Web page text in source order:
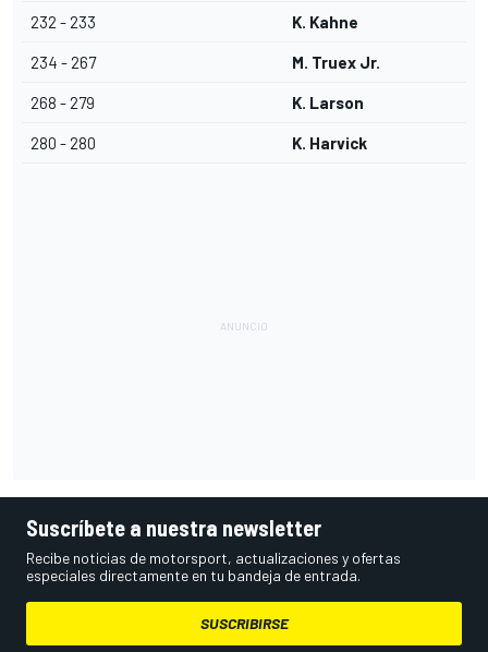
232 - 233 K. Kahne
234 - 267 M. Truex Jr.
268 - 279 K. Larson
280 - 280 K. Harvick
Suscríbete a nuestra newsletter
Recibe noticias de motorsport, actualizaciones y ofertas
especiales directamente en tu bandeja de entrada.
SUSCRIBIRSE